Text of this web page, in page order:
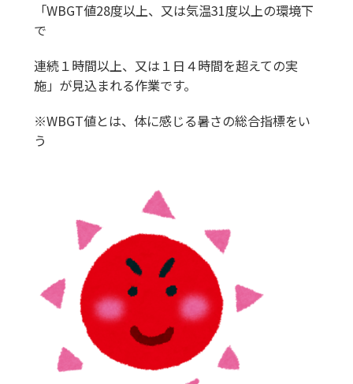
「WBGT値28度以上、又は気温31度以上の環境下
で
連続１時間以上、又は１日４時間を超えての実
施」が見込まれる作業です。
※WBGT値とは、体に感じる暑さの総合指標をい
う